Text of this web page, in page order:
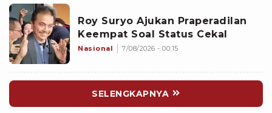
Roy Suryo Ajukan Praperadilan
Keempat Soal Status Cekal
Nasional 7/08/2026 - 00:15
SELENGKAPNYA